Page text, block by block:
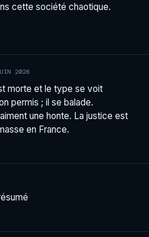
cette société chaotique.
2026
morte et le type se voit
permis ; il se balade.
une honte. La justice est
en France.